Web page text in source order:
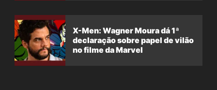
X-Men: Wagner Moura dá 1ª
declaração sobre papel de vilão
no filme da Marvel